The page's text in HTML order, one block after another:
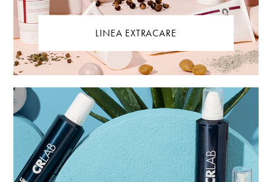
LINEA EXTRACARE